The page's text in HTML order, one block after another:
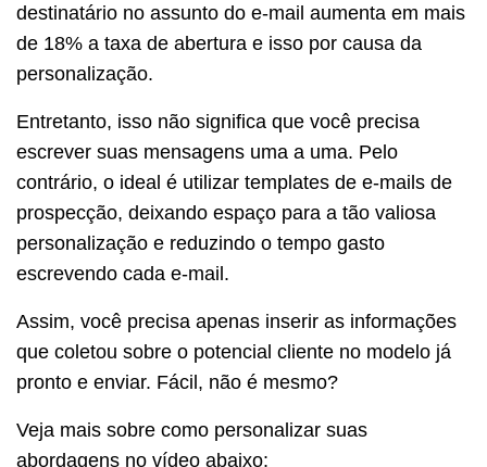
destinatário no assunto do e-mail aumenta em mais
de 18% a taxa de abertura e isso por causa da
personalização.
Entretanto, isso não significa que você precisa
escrever suas mensagens uma a uma. Pelo
contrário, o ideal é utilizar templates de e-mails de
prospecção, deixando espaço para a tão valiosa
personalização e reduzindo o tempo gasto
escrevendo cada e-mail.
Assim, você precisa apenas inserir as informações
que coletou sobre o potencial cliente no modelo já
pronto e enviar. Fácil, não é mesmo?
Veja mais sobre como personalizar suas
abordagens no vídeo abaixo: